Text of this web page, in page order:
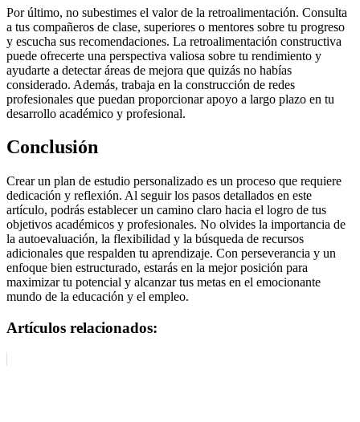
Por último, no subestimes el valor de la retroalimentación. Consulta
a tus compañeros de clase, superiores o mentores sobre tu progreso
y escucha sus recomendaciones. La retroalimentación constructiva
puede ofrecerte una perspectiva valiosa sobre tu rendimiento y
ayudarte a detectar áreas de mejora que quizás no habías
considerado. Además, trabaja en la construcción de redes
profesionales que puedan proporcionar apoyo a largo plazo en tu
desarrollo académico y profesional.
Conclusión
Crear un plan de estudio personalizado es un proceso que requiere
dedicación y reflexión. Al seguir los pasos detallados en este
artículo, podrás establecer un camino claro hacia el logro de tus
objetivos académicos y profesionales. No olvides la importancia de
la autoevaluación, la flexibilidad y la búsqueda de recursos
adicionales que respalden tu aprendizaje. Con perseverancia y un
enfoque bien estructurado, estarás en la mejor posición para
maximizar tu potencial y alcanzar tus metas en el emocionante
mundo de la educación y el empleo.
Artículos relacionados: